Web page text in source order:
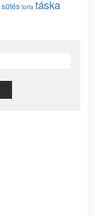
sütés torta táska